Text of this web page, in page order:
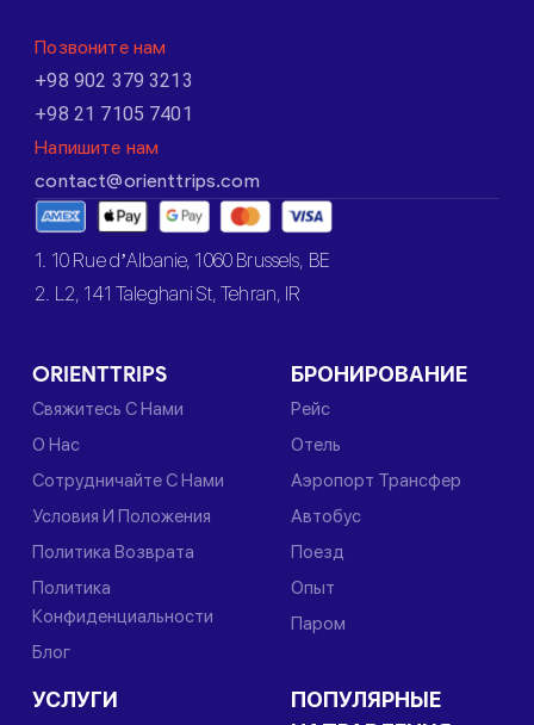
Позвоните нам
+98 902 379 3213
+98 21 7105 7401
Напишите нам
contact@orienttrips.com
1. 10 Rue d’Albanie, 1060 Brussels, BE
2. L2, 141 Taleghani St, Tehran, IR
ORIENTTRIPS
Свяжитесь С Нами
О Нас
Сотрудничайте С Нами
Условия И Положения
Политика Возврата
Политика
Конфиденциальности
Блог
БРОНИРОВАНИЕ
Рейс
Отель
Аэропорт Трансфер
Автобус
Поезд
Опыт
Паром
УСЛУГИ
ПОПУЛЯРНЫЕ